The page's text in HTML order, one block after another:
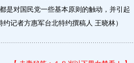
是对国民党一些基本原则的触动，并引起
记者方惠军台北特约撰稿人 王晓林）